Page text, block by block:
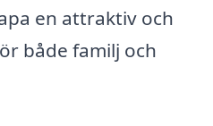
en attraktiv och
både familj och